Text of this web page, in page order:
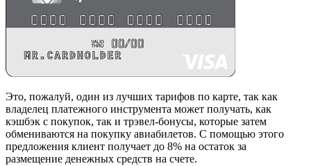
Это, пожалуй, один из лучших тарифов по карте, так как
владелец платежного инструмента может получать, как
кэшбэк с покупок, так и трэвел-бонусы, которые затем
обмениваются на покупку авиабилетов. С помощью этого
предложения клиент получает до 8% на остаток за
размещение денежных средств на счете.